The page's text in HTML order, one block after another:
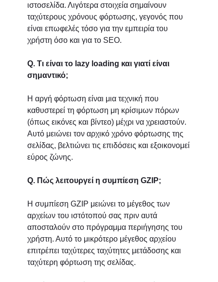
ιστοσελίδα. Λιγότερα στοιχεία σημαίνουν
ταχύτερους χρόνους φόρτωσης, γεγονός που
είναι επωφελές τόσο για την εμπειρία του
χρήστη όσο και για το SEO.
Q. Τι είναι το lazy loading και γιατί είναι
σημαντικό;
Η αργή φόρτωση είναι μια τεχνική που
καθυστερεί τη φόρτωση μη κρίσιμων πόρων
(όπως εικόνες και βίντεο) μέχρι να χρειαστούν.
Αυτό μειώνει τον αρχικό χρόνο φόρτωσης της
σελίδας, βελτιώνει τις επιδόσεις και εξοικονομεί
εύρος ζώνης.
Q. Πώς λειτουργεί η συμπίεση GZIP;
Η συμπίεση GZIP μειώνει το μέγεθος των
αρχείων του ιστότοπού σας πριν αυτά
αποσταλούν στο πρόγραμμα περιήγησης του
χρήστη. Αυτό το μικρότερο μέγεθος αρχείου
επιτρέπει ταχύτερες ταχύτητες μετάδοσης και
ταχύτερη φόρτωση της σελίδας.